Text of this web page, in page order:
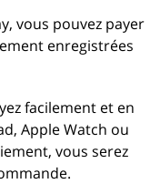
vous pouvez payer
enregistrées
facilement et en
Apple Watch ou
vous serez